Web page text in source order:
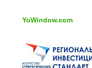
YoWindow.com